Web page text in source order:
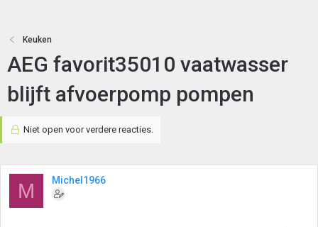
Keuken
AEG favorit35010 vaatwasser
blijft afvoerpomp pompen
Niet open voor verdere reacties.
M Michel1966